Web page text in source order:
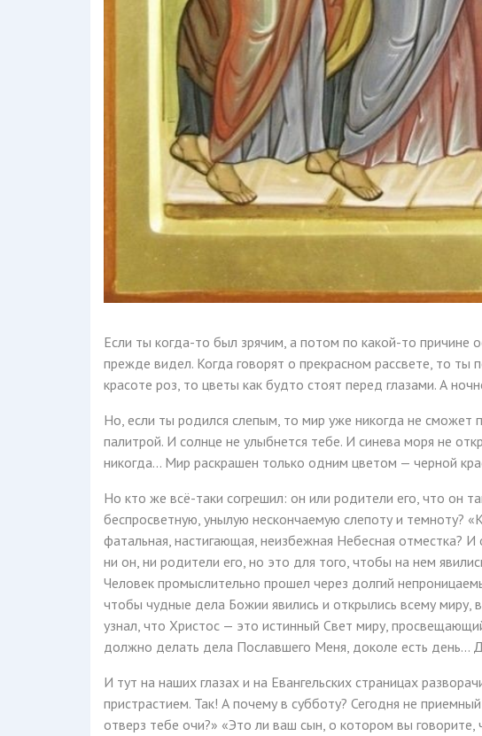
Если ты когда-то был зрячим, а потом по какой-то причине
прежде видел. Когда говорят о прекрасном рассвете, то
красоте роз, то цветы как будто стоят перед глазами. А
Но, если ты родился слепым, то мир уже никогда не сможет
палитрой. И солнце не улыбнется тебе. И синева моря не
никогда... Мир раскрашен только одним цветом — черной
Но кто же всё-таки согрешил: он или родители его, что он
беспросветную, унылую нескончаемую слепоту и темноту?
фатальная, настигающая, неизбежная Небесная отместка?
ни он, ни родители его, но это для того, чтобы на нем
Человек промыслительно прошел через долгий
чтобы чудные дела Божии явились и открылись всему миру,
узнал, что Христос — это истинный Свет миру,
должно делать дела Пославшего Меня, доколе есть день...
И тут на наших глазах и на Евангельских страницах
пристрастием. Так! А почему в субботу? Сегодня не
отверз тебе очи?» «Это ли ваш сын, о котором вы